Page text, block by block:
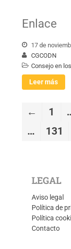
Enlace
17 de
CGCODN
Consejo en
Leer más
← 1
…
131
LEGAL
Aviso legal
Política de
Política
Contacto